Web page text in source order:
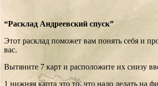
“Расклад Андреевский спуск”
Этот расклад поможет вам понять себя и
вас.
Вытяните 7 карт и расположите их снизу
1 нижняя карта это то, что надо делать на